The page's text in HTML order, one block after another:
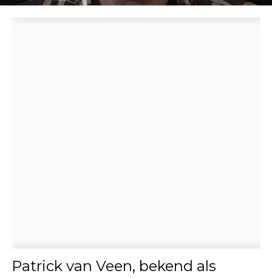
Patrick van Veen, bekend als